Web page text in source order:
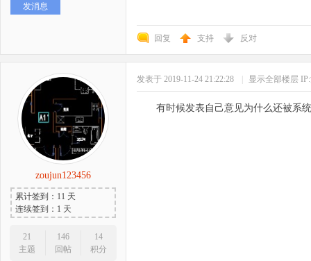
发消息
回复 支持 反对
zoujun123456
累计签到：11 天
连续签到：1 天
21
主题
146
回帖
14
积分
发表于 2019-11-24 21:22:28 显示全部楼层
有时候发表自己意见为什么还被系